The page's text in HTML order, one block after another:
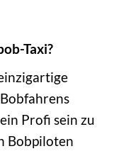
Taxi?
Profi sein zu
Bobpiloten